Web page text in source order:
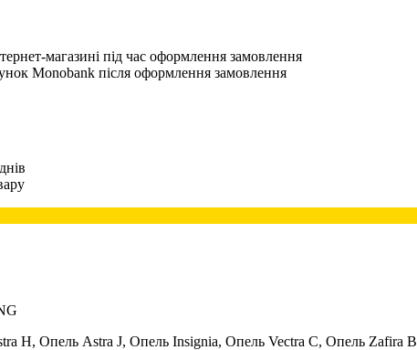
магазині під час оформлення замовлення
Monobank після оформлення замовлення
H, Опель Astra J, Опель Insignia, Опель Vectra C, Опель Zafira B